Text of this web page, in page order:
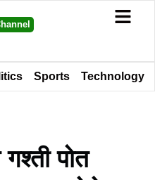
Sports Technology
पोत